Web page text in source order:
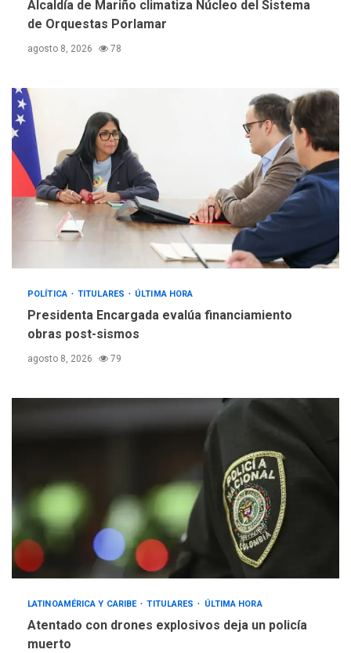
REGIONALES ÚLTIMA HORA
Margarita será sede de
Alcaldía de Mariño climatiza Núcleo del Sistema
de Orquestas Porlamar
agosto 8, 2026 78
POLÍTICA TITULARES ÚLTIMA HORA
Presidenta Encargada evalúa financiamiento
obras post-sismos
agosto 8, 2026 79
LATINOAMÉRICA Y CARIBE TITULARES ÚLTIMA HORA
Atentado con drones explosivos deja un policía
muerto